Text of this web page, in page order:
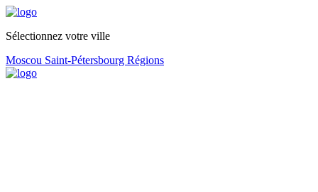
Sélectionnez votre ville
Moscou Saint-Pétersbourg Régions